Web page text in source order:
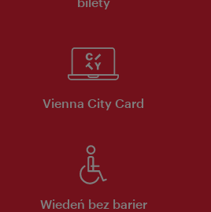
Vienna City Card
Wiedeń bez barier